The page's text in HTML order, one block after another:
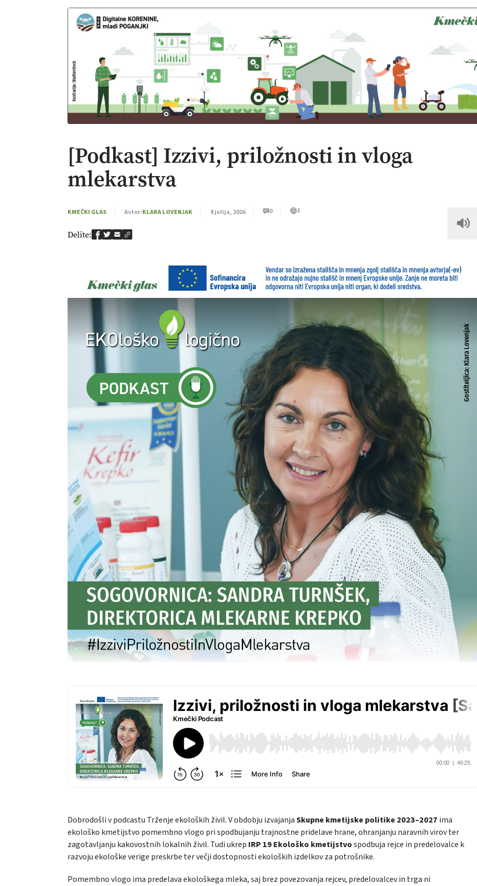
[Podkast] Izzivi, priložnosti in vloga
mlekarstva
KMEČKI GLAS Avtor:KLARA LOVENJAK 8 julija, 2026 0 1
Delite:
Dobrodošli v podcastu Trženje ekoloških živil. V obdobju izvajanjaSkupne kmetijske politike 2023–2027 ima
ekološko kmetijstvo pomembno vlogo pri spodbujanju trajnostne pridelave hrane, ohranjanju naravnih virov ter
zagotavljanju kakovostnih lokalnih živil. Tudi ukrep IRP 19 Ekološko kmetijstvospodbuja rejce in predelovalce k
razvoju ekološke verige preskrbe ter večji dostopnosti ekoloških izdelkov za potrošnike.
Pomembno vlogo ima predelava ekološkega mleka, saj brez povezovanja rejcev, predelovalcev in trga ni